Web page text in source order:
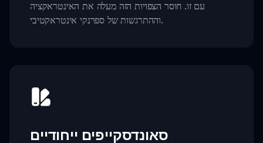
עם זו. חוסר הצפויות הזה מעלה את האינטראקציה
וההתרגשות של ספרנקי אינטראקטיבי.
סאונדסקייפים ייחודיים